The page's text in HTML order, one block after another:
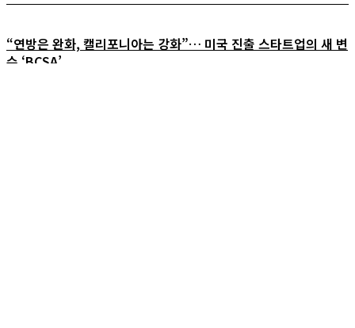
“연방은 완화, 캘리포니아는 강화”… 미국 진출 스타트업의 새 변
수 ‘BCSA’